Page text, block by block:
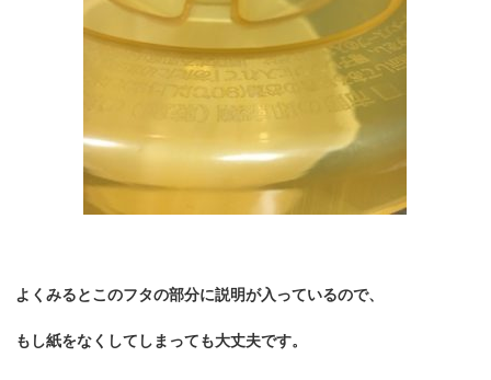
よくみるとこのフタの部分に説明が入っているので、
もし紙をなくしてしまっても大丈夫です。